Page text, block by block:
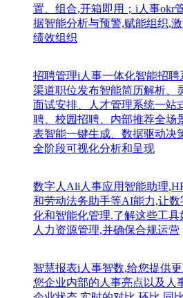
置、组合,开箱即用；i人事okr
据智能分析与预警,赋能组织,
绩效组织
招聘管理i人事一体化智能招
渠道职位发布智能简历解析、
面试安排、人才管理系统一站
聘、校园招聘、内部推荐全场
表智能一键生成、数据驱动决
全阶段可视化分析和呈现
数字人Ali人事应用智能助理
和劳动法务助手等AI能力,让
化和智能化管理.了解这些工
人力资源管理,并确保合规运营
智慧报表i人事智数,给您提供
您企业内部的人事亮点以及人